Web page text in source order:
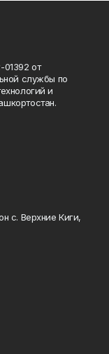
от
службы по
и
с. Верхние Киги,